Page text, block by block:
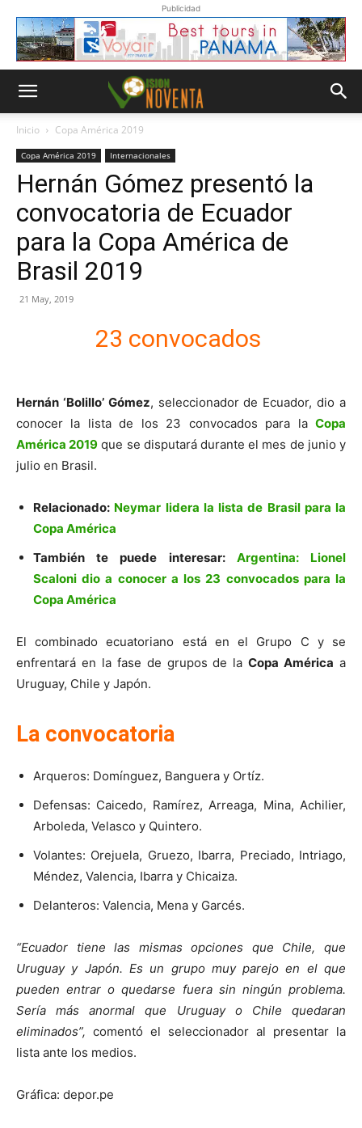
Publicidad
Inicio Copa América 2019
Copa América 2019 Internacionales
Hernán Gómez presentó la
convocatoria de Ecuador
para la Copa América de
Brasil 2019
21 May, 2019
23 convocados
Hernán ‘Bolillo’ Gómez, seleccionador de Ecuador, dio a
conocer la lista de los 23 convocados para la Copa
América 2019 que se disputará durante el mes de junio y
julio en Brasil.
Relacionado: Neymar lidera la lista de Brasil para la
Copa América
También te puede interesar: Argentina: Lionel
Scaloni dio a conocer a los 23 convocados para la
Copa América
El combinado ecuatoriano está en el Grupo C y se
enfrentará en la fase de grupos de laCopa América a
Uruguay, Chile y Japón.
La convocatoria
Arqueros: Domínguez, Banguera y Ortíz.
Defensas: Caicedo, Ramírez, Arreaga, Mina, Achilier,
Arboleda, Velasco y Quintero.
Volantes: Orejuela, Gruezo, Ibarra, Preciado, Intriago,
Méndez, Valencia, Ibarra y Chicaiza.
Delanteros: Valencia, Mena y Garcés.
“Ecuador tiene las mismas opciones que Chile, que
Uruguay y Japón. Es un grupo muy parejo en el que
pueden entrar o quedarse fuera sin ningún problema.
Sería más anormal que Uruguay o Chile quedaran
eliminados”, comentó el seleccionador al presentar la
lista ante los medios.
Gráfica: depor.pe